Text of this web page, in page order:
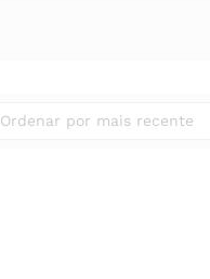
Ordenar por mais recente